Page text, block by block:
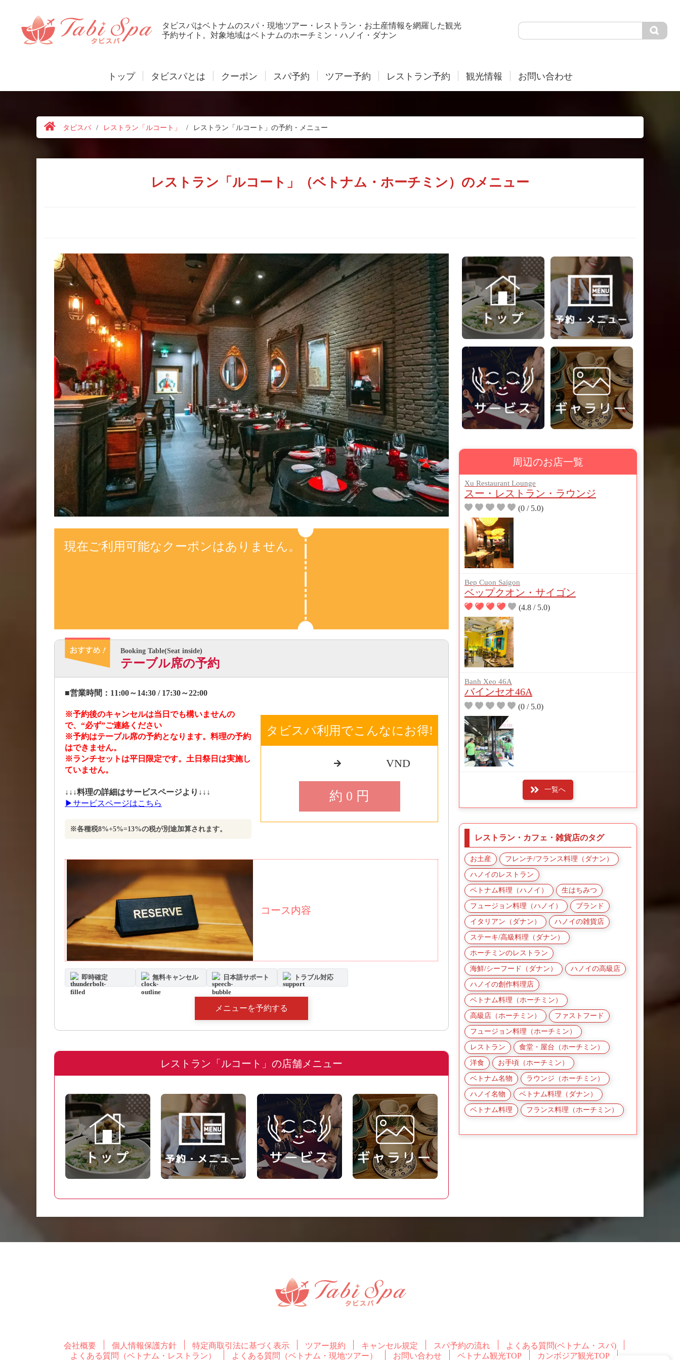
タビスパはベトナムのスパ・現地ツアー・レストラン・お土産情報を網羅した観光
予約サイト。対象地域はベトナムのホーチミン・ハノイ・ダナン
トップ タビスパとは クーポン スパ予約 ツアー予約 レストラン予約 観光情報 お問い合わせ
タビスパ / レストラン「ルコート」 / レストラン「ルコート」の予約・メニュー
レストラン「ルコート」（ベトナム・ホーチミン）のメニュー
現在ご利用可能なクーポンはありません。
Booking Table(Seat inside)
テーブル席の予約
■営業時間：11:00～14:30 / 17:30～22:00
※予約後のキャンセルは当日でも構いませんの
で、“必ず”ご連絡ください
※予約はテーブル席の予約となります。料理の予約
はできません。
※ランチセットは平日限定です。土日祭日は実施し
ていません。
↓↓↓料理の詳細はサービスページより↓↓↓
▶サービスページはこちら
※各種税8%+5%=13%の税が別途加算されます。
タビスパ利用でこんなにお得!
VND
約 0 円
コース内容
即時確定 無料キャンセル 日本語サポート トラブル対応
メニューを予約する
レストラン「ルコート」の店舗メニュー
周辺のお店一覧
Xu Restaurant Lounge
スー・レストラン・ラウンジ
(0 / 5.0)
Bep Cuon Saigon
ベップクオン・サイゴン
(4.8 / 5.0)
Banh Xeo 46A
バインセオ46A
(0 / 5.0)
一覧へ
レストラン・カフェ・雑貨店のタグ
お土産 フレンチ/フランス料理（ダナン）
ハノイのレストラン
ベトナム料理（ハノイ） 生はちみつ
フュージョン料理（ハノイ） ブランド
イタリアン（ダナン） ハノイの雑貨店
ステーキ/高級料理（ダナン）
ホーチミンのレストラン
海鮮/シーフード（ダナン） ハノイの高級店
ハノイの創作料理店
ベトナム料理（ホーチミン）
高級店（ホーチミン） ファストフード
フュージョン料理（ホーチミン）
レストラン 食堂・屋台（ホーチミン）
洋食 お手頃（ホーチミン）
ベトナム名物 ラウンジ（ホーチミン）
ハノイ名物 ベトナム料理（ダナン）
ベトナム料理 フランス料理（ホーチミン）
会社概要 個人情報保護方針 特定商取引法に基づく表示 ツアー規約 キャンセル規定 スパ予約の流れ
よくある質問(ベトナム・スパ)
よくある質問（ベトナム・レストラン）
よくある質問（ベトナム・現地ツアー） お問い合わせ ベトナム観光TOP カンボジア観光TOP